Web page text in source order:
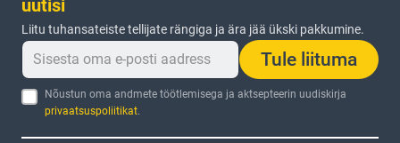
uutisi
Liitu tuhansateiste tellijate rängiga ja ära jää ükski pakkumine.
Tule liituma
Nõustun oma andmete töötlemisega ja aktsepteerin uudiskirja
privaatsuspoliitikat.